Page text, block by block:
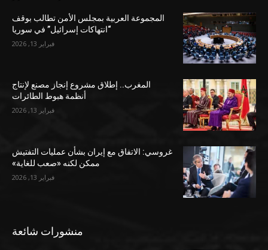
المجموعة العربية بمجلس الأمن تطالب بوقف
“انتهاكات إسرائيل” في سوريا
فبراير 13, 2026
المغرب.. إطلاق مشروع إنجاز مصنع لإنتاج
أنظمة هبوط الطائرات
فبراير 13, 2026
غروسي: الاتفاق مع إيران بشأن عمليات التفتيش
ممكن لكنه «صعب للغاية»
فبراير 13, 2026
منشورات شائعة